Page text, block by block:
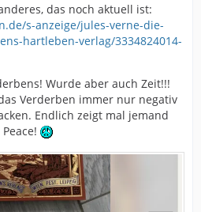
das noch aktuell ist:
s-anzeige/jules-verne-die-
hartleben-verlag/3334824014-
Wurde aber auch Zeit!!!
Verderben immer nur negativ
Endlich zeigt mal jemand